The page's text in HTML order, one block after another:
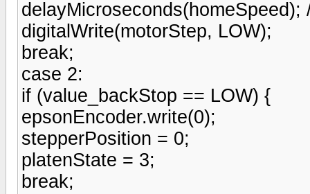
delayMicroseconds(homeSpeed);
digitalWrite(motorStep, LOW);
break;
case 2:
if (value_backStop == LOW) {
epsonEncoder.write(0);
stepperPosition = 0;
platenState = 3;
break;